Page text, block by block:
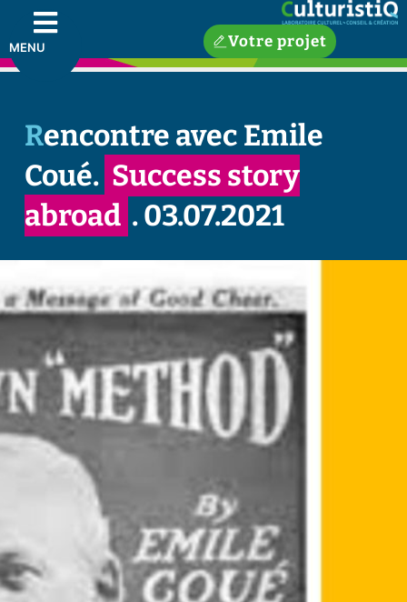
MENU Votre projet
Rencontre avec Emile
Coué. Success story
abroad . 03.07.2021